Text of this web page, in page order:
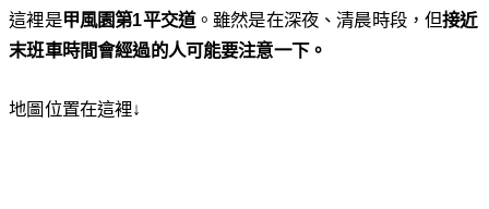
這裡是甲風園第1平交道。雖然是在深夜、清晨時段，但接近
末班車時間會經過的人可能要注意一下。
地圖位置在這裡↓